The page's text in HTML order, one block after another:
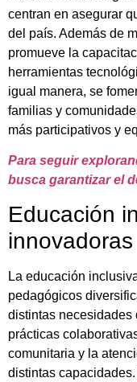
centran en asegurar
del país. Además de
promueve la
herramientas
igual manera, se
familias y
más participativos y
Para seguir
busca garantizar el
Educación
innovadoras
La educación
pedagógicos
distintas necesidades
prácticas
comunitaria y la
distintas